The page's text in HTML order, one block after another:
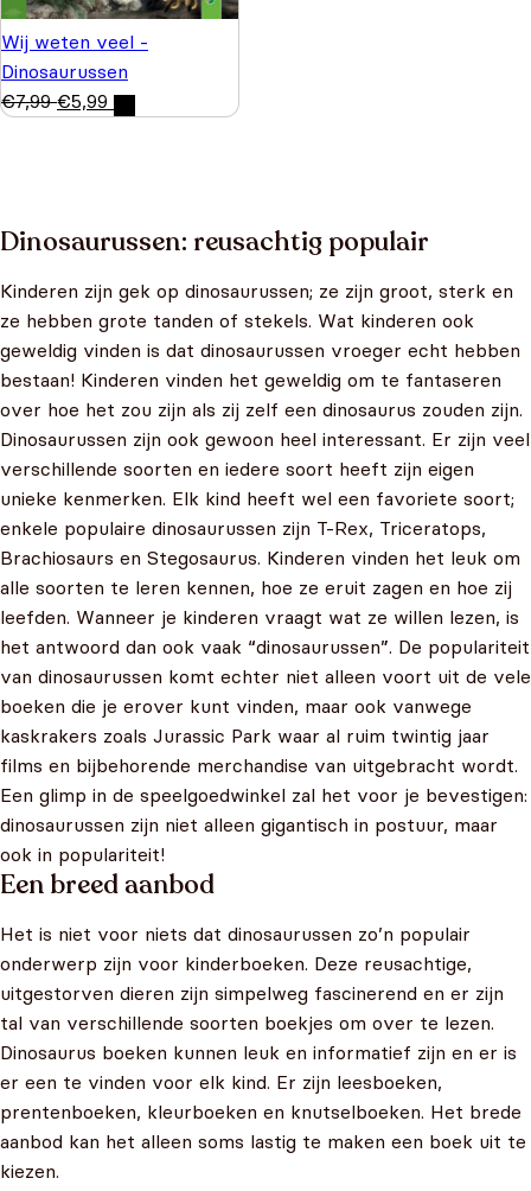
Wij weten veel -
Dinosaurussen
€7,99 €5,99
Dinosaurussen: reusachtig populair
Kinderen zijn gek op dinosaurussen; ze zijn groot, sterk en
ze hebben grote tanden of stekels. Wat kinderen ook
geweldig vinden is dat dinosaurussen vroeger echt hebben
bestaan! Kinderen vinden het geweldig om te fantaseren
over hoe het zou zijn als zij zelf een dinosaurus zouden zijn.
Dinosaurussen zijn ook gewoon heel interessant. Er zijn veel
verschillende soorten en iedere soort heeft zijn eigen
unieke kenmerken. Elk kind heeft wel een favoriete soort;
enkele populaire dinosaurussen zijn T-Rex, Triceratops,
Brachiosaurs en Stegosaurus. Kinderen vinden het leuk om
alle soorten te leren kennen, hoe ze eruit zagen en hoe zij
leefden. Wanneer je kinderen vraagt wat ze willen lezen, is
het antwoord dan ook vaak “dinosaurussen”. De populariteit
van dinosaurussen komt echter niet alleen voort uit de vele
boeken die je erover kunt vinden, maar ook vanwege
kaskrakers zoals Jurassic Park waar al ruim twintig jaar
films en bijbehorende merchandise van uitgebracht wordt.
Een glimp in de speelgoedwinkel zal het voor je bevestigen:
dinosaurussen zijn niet alleen gigantisch in postuur, maar
ook in populariteit!
Een breed aanbod
Het is niet voor niets dat dinosaurussen zo’n populair
onderwerp zijn voor kinderboeken. Deze reusachtige,
uitgestorven dieren zijn simpelweg fascinerend en er zijn
tal van verschillende soorten boekjes om over te lezen.
Dinosaurus boeken kunnen leuk en informatief zijn en er is
er een te vinden voor elk kind. Er zijn leesboeken,
prentenboeken, kleurboeken en knutselboeken. Het brede
aanbod kan het alleen soms lastig te maken een boek uit te
kiezen.